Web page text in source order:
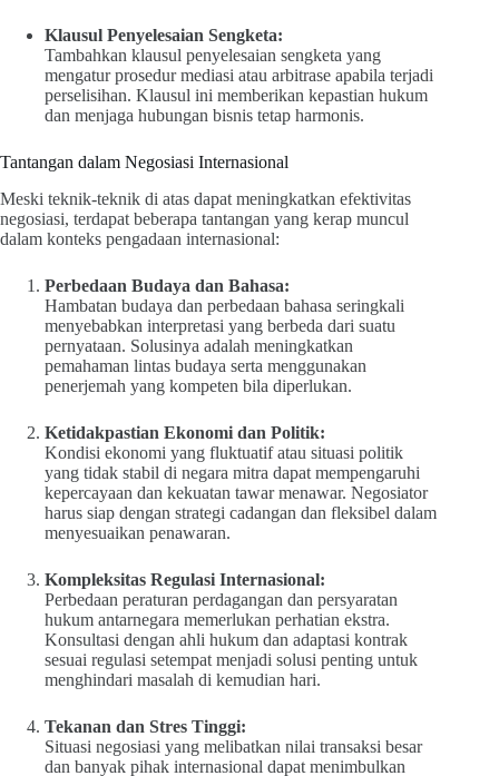
Klausul Penyelesaian Sengketa:
Tambahkan klausul penyelesaian sengketa yang
mengatur prosedur mediasi atau arbitrase apabila terjadi
perselisihan. Klausul ini memberikan kepastian hukum
dan menjaga hubungan bisnis tetap harmonis.
Tantangan dalam Negosiasi Internasional
Meski teknik-teknik di atas dapat meningkatkan efektivitas
negosiasi, terdapat beberapa tantangan yang kerap muncul
dalam konteks pengadaan internasional:
Perbedaan Budaya dan Bahasa:
Hambatan budaya dan perbedaan bahasa seringkali
menyebabkan interpretasi yang berbeda dari suatu
pernyataan. Solusinya adalah meningkatkan
pemahaman lintas budaya serta menggunakan
penerjemah yang kompeten bila diperlukan.
Ketidakpastian Ekonomi dan Politik:
Kondisi ekonomi yang fluktuatif atau situasi politik
yang tidak stabil di negara mitra dapat mempengaruhi
kepercayaan dan kekuatan tawar menawar. Negosiator
harus siap dengan strategi cadangan dan fleksibel dalam
menyesuaikan penawaran.
Kompleksitas Regulasi Internasional:
Perbedaan peraturan perdagangan dan persyaratan
hukum antarnegara memerlukan perhatian ekstra.
Konsultasi dengan ahli hukum dan adaptasi kontrak
sesuai regulasi setempat menjadi solusi penting untuk
menghindari masalah di kemudian hari.
Tekanan dan Stres Tinggi:
Situasi negosiasi yang melibatkan nilai transaksi besar
dan banyak pihak internasional dapat menimbulkan